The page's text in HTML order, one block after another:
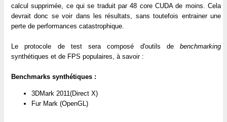
calcul supprimée, ce qui se traduit par 48 core CUDA de moins. Cela
devrait donc se voir dans les résultats, sans toutefois entrainer une
perte de performances catastrophique.
Le protocole de test sera composé d'outils de benchmarking
synthétiques et de FPS populaires, à savoir :
Benchmarks synthétiques :
3DMark 2011(Direct X)
Fur Mark (OpenGL)